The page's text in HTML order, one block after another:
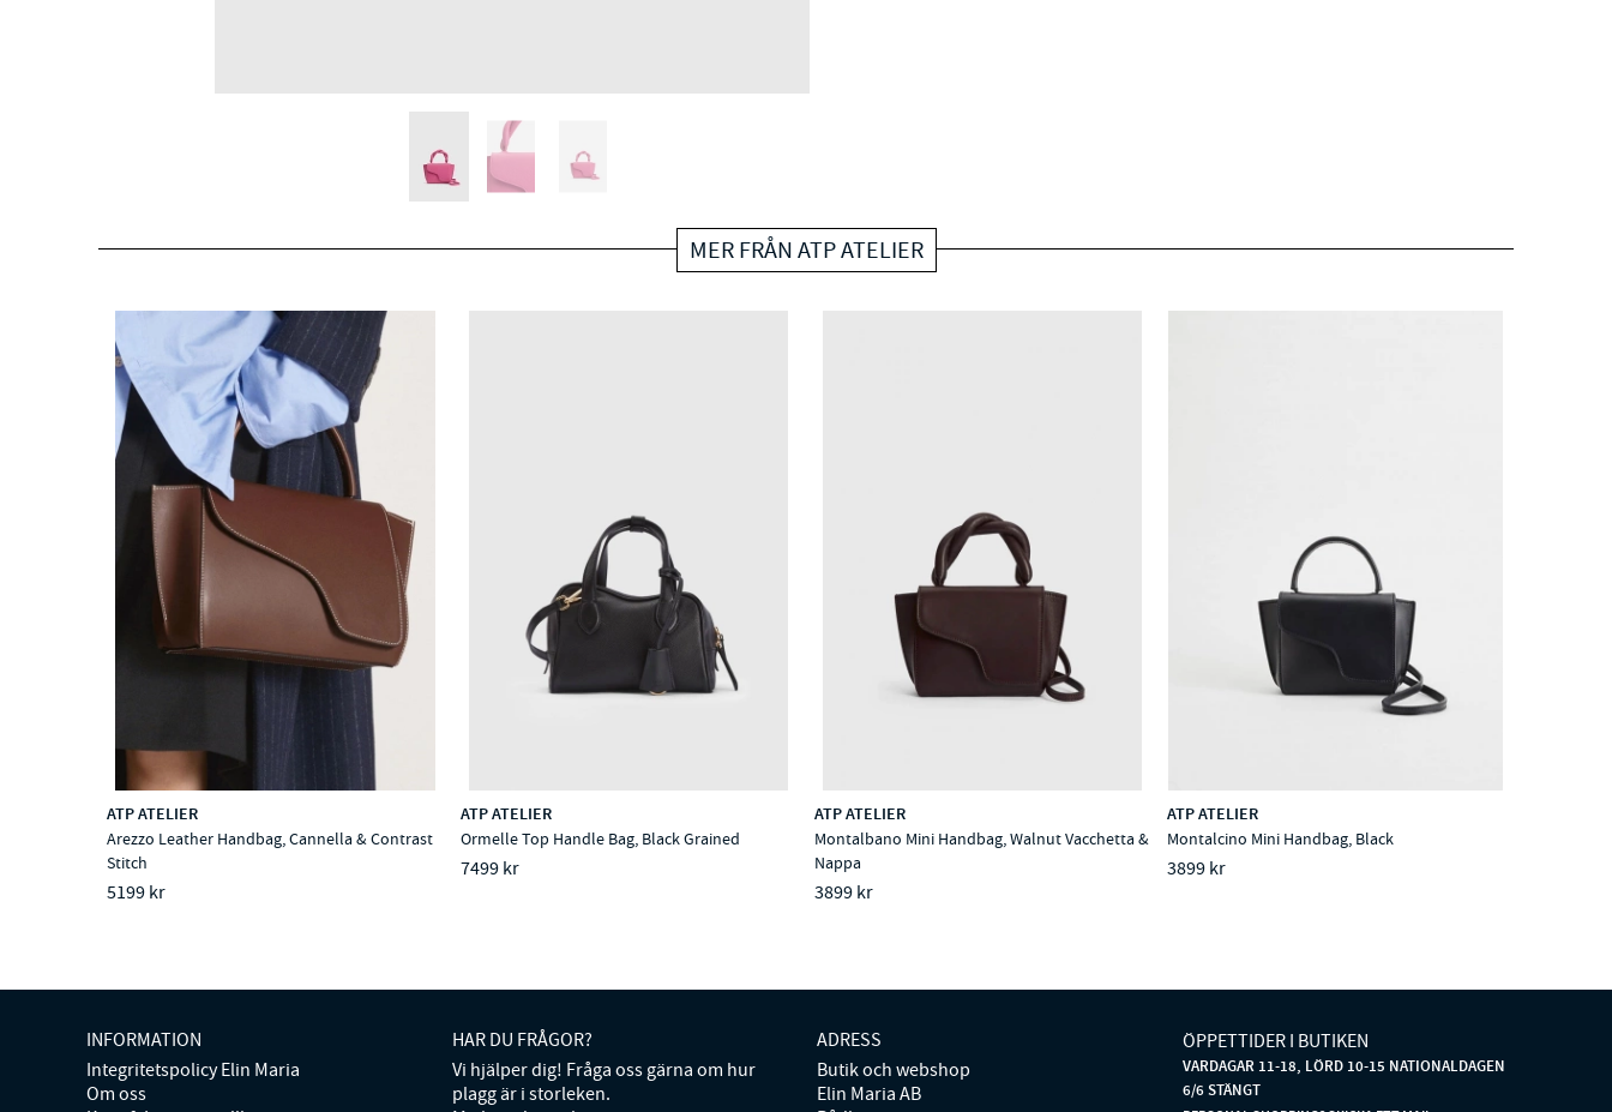
MER FRÅN ATP ATELIER
ATP ATELIER
Arezzo Leather Handbag, Cannella & Contrast
Stitch
5199 kr
ATP ATELIER
Ormelle Top Handle Bag, Black Grained
7499 kr
ATP ATELIER
Montalbano Mini Handbag, Walnut Vacchetta &
Nappa
3899 kr
ATP ATELIER
Montalcino Mini Handbag, Black
3899 kr
INFORMATION
Integritetspolicy Elin Maria
Om oss
HAR DU FRÅGOR?
Vi hjälper dig! Fråga oss gärna om hur
plagg är i storleken.
ADRESS
Butik och webshop
Elin Maria AB
ÖPPETTIDER I BUTIKEN
VARDAGAR 11-18, LÖRD 10-15 NATIONALDAGEN
6/6 STÄNGT